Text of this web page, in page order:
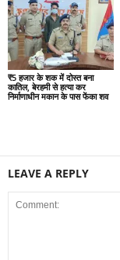
₹5 हजार के शक में दोस्त बना
कातिल, बेरहमी से हत्या कर
निर्माणाधीन मकान के पास फेंका शव
LEAVE A REPLY